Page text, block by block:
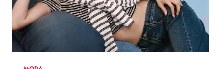
CHEGAR
AO